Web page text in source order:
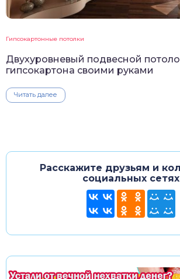
Гипсокартонные потолки
Двухуровневый подвесной
гипсокартона своими руками
Читать далее
Расскажите друзьям и
социальных сетях